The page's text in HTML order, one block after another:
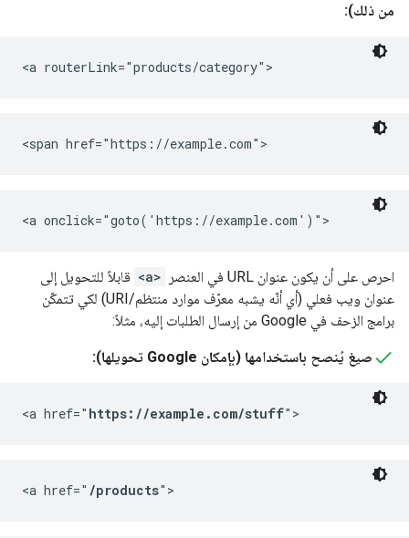
من ذلك):
<a routerLink="products/category">
<span href="https://example.com">
<a onclick="goto('https://example.com')">
احرص على أن يكون عنوان URL في العنصر <a> قابلاً للتحويل إلى
عنوان ويب فعلي (أي أنّه يشبه معرّف موارد منتظم/URI) لكي تتمكّن
برامج الزحف في Google من إرسال الطلبات إليه، مثلاً:
صيغ يُنصح باستخدامها (بإمكان Google تحويلها):
<a href=" https://example.com/stuff">
<a href=" /products">